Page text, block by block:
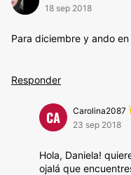
18 sep 2018
Para diciembre y ando
Responder
CA
Carolina2087
23 sep 2018
Hola, Daniela!
ojalá que